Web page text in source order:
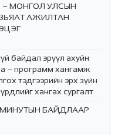
– МОНГОЛ УЛСЫН
АЖИЛТАН
байдал эрүүл ахуйн
– программ хангамж
тэдгээрийн эрх зүйн
хангах сургалт
МИНУТЫН БАЙДЛААР